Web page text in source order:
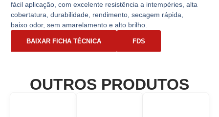
fácil aplicação, com excelente resistência a intempéries, alta
cobertatura, durabilidade, rendimento, secagem rápida,
baixo odor, sem amarelamento e alto brilho.
BAIXAR FICHA TÉCNICA FDS
OUTROS PRODUTOS